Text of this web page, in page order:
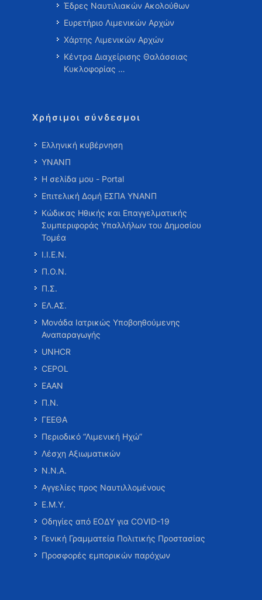
Έδρες Ναυτιλιακών Ακολούθων
Ευρετήριο Λιμενικών Αρχών
Χάρτης Λιμενικών Αρχών
Κέντρα Διαχείρισης Θαλάσσιας
Κυκλοφορίας …
Χρήσιμοι σύνδεσμοι
Ελληνική κυβέρνηση
ΥΝΑΝΠ
Η σελίδα μου - Portal
Επιτελική Δομή ΕΣΠΑ ΥΝΑΝΠ
Κώδικας Ηθικής και Επαγγελματικής
Συμπεριφοράς Υπαλλήλων του Δημοσίου
Τομέα
Ι.Ι.Ε.Ν.
Π.Ο.Ν.
Π.Σ.
ΕΛ.ΑΣ.
Μονάδα Ιατρικώς Υποβοηθούμενης
Αναπαραγωγής
UNHCR
CEPOL
ΕΑΑΝ
Π.Ν.
ΓΕΕΘΑ
Περιοδικό “Λιμενική Ηχώ”
Λέσχη Αξιωματικών
Ν.Ν.Α.
Αγγελίες προς Ναυτιλλομένους
Ε.Μ.Υ.
Οδηγίες από ΕΟΔΥ για COVID-19
Γενική Γραμματεία Πολιτικής Προστασίας
Προσφορές εμπορικών παρόχων